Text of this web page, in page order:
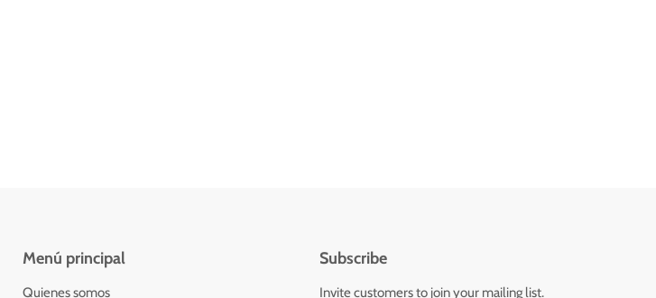
Menú principal
Quienes somos
Subscribe
Invite customers to join your mailing list.